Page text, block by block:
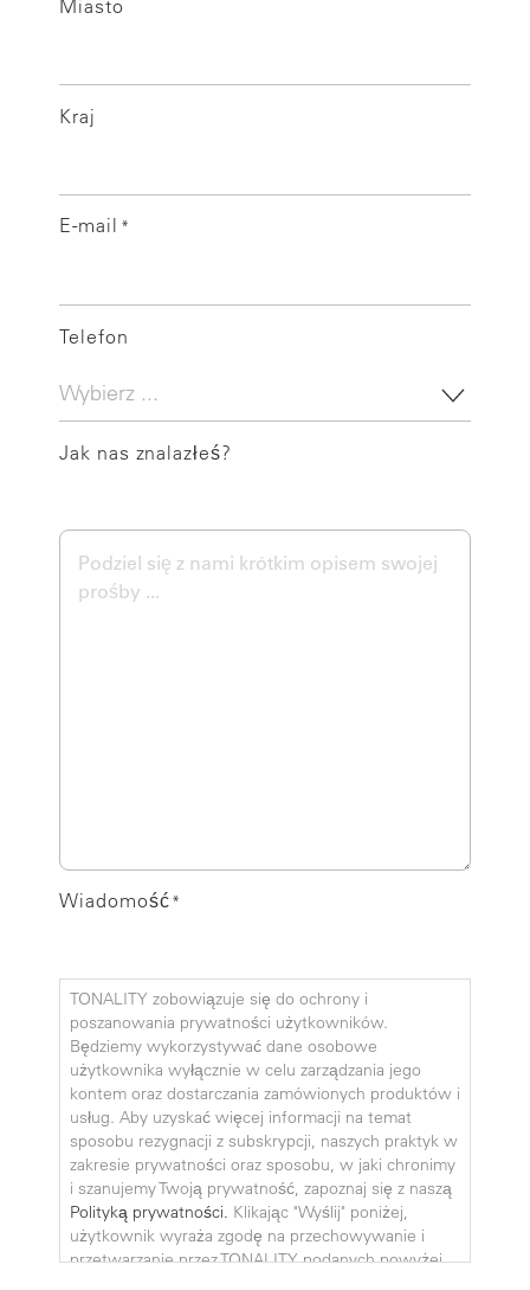
Miasto
Kraj
E-mail *
Telefon
Jak nas znalazłeś?
Wiadomość*
TONALITY zobowiązuje się do ochrony i
poszanowania prywatności użytkowników.
Będziemy wykorzystywać dane osobowe
użytkownika wyłącznie w celu zarządzania jego
kontem oraz dostarczania zamówionych produktów i
usług. Aby uzyskać więcej informacji na temat
sposobu rezygnacji z subskrypcji, naszych praktyk w
zakresie prywatności oraz sposobu, w jaki chronimy
i szanujemy Twoją prywatność, zapoznaj się z naszą
Polityką prywatności. Klikając "Wyślij" poniżej,
użytkownik wyraża zgodę na przechowywanie i
przetwarzanie przez TONALITY podanych powyżej